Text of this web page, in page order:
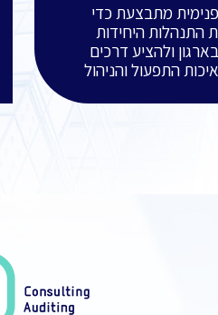
מתבצעת כדי
התנהלות היחידות
ולהציע דרכים
התפעול והניהול